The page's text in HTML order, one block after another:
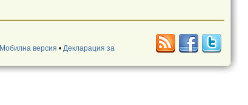
Мобилна версия • Декларация за